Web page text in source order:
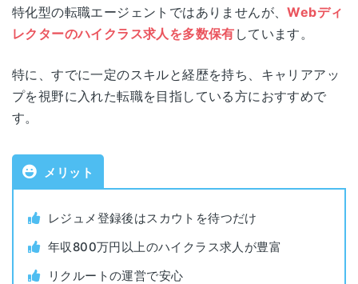
公式サイト https://directscout.recruit.co.jp/
番号
13-ユ-317880
年齢制限なし
特化型の転職エージェントではありませんが、Webディ
レクターのハイクラス求人を多数保有 しています。
特に、すでに一定のスキルと経歴を持ち、キャリアアッ
プを視野に入れた転職を目指している方におすすめで
す。
メリット
レジュメ登録後はスカウトを待つだけ
年収800万円以上のハイクラス求人が豊富
リクルートの運営で安心